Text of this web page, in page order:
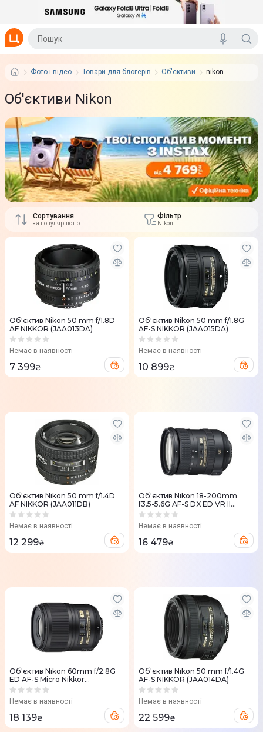
Фото і відео Товари для блогерів Об'єктиви nikon
Об'єктиви Nikon
Сортування
за популярністю
Фільтр
Nikon
Об'єктив Nikon 50 mm f/1.8D
AF NIKKOR (JAA013DA)
Немає в наявності
7 399₴
Об'єктив Nikon 50 mm f/1.8G
AF-S NIKKOR (JAA015DA)
Немає в наявності
10 899₴
Об'єктив Nikon 50 mm f/1.4D
AF NIKKOR (JAA011DB)
Немає в наявності
12 299₴
Об'єктив Nikon 18-200mm
f3.5-5.6G AF-S DX ED VR II
(JAA813DA)
Немає в наявності
16 479₴
Об'єктив Nikon 60mm f/2.8G
ED AF-S Micro Nikkor
(JAA632DB)
Немає в наявності
18 139₴
Об'єктив Nikon 50 mm f/1.4G
AF-S NIKKOR (JAA014DA)
Немає в наявності
22 599₴